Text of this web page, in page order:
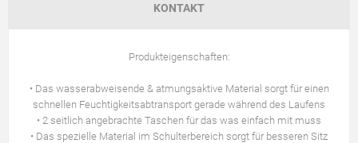
KONTAKT
Produkteigenschaften:
• Das wasserabweisende & atmungsaktive Material sorgt für einen
schnellen Feuchtigkeitsabtransport gerade während des Laufens
• 2 seitlich angebrachte Taschen für das was einfach mit muss
• Das spezielle Material im Schulterbereich sorgt für besseren Sitz